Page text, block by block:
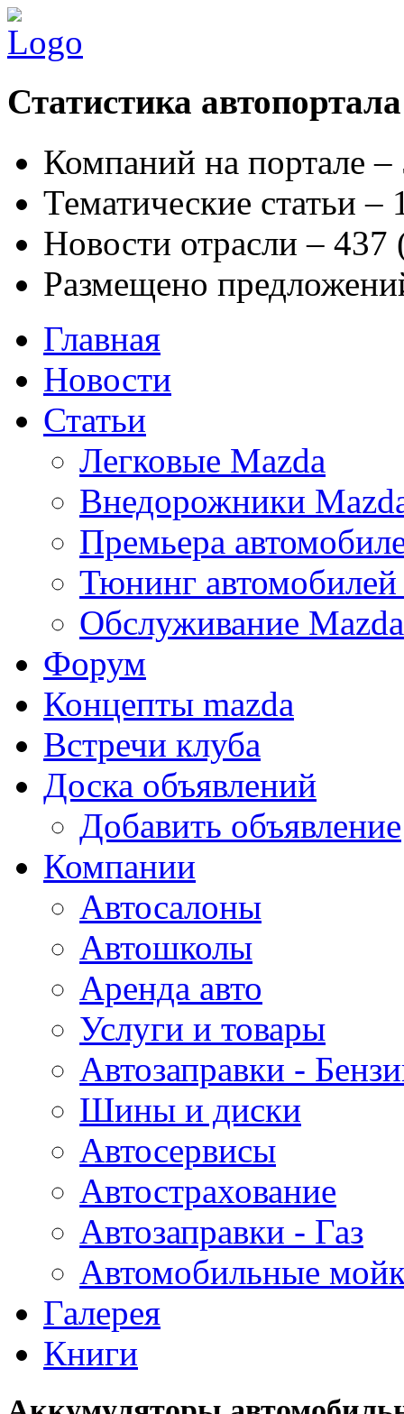
Статистика автопортала
Компаний на портале
Тематические статьи –
Новости отрасли – 437
Размещено
Главная
Новости
Статьи
Легковые Mazda
Внедорожники
Премьера
Тюнинг
Обслуживание Mazda
Форум
Концепты mazda
Встречи клуба
Доска объявлений
Добавить объявление
Компании
Автосалоны
Автошколы
Аренда авто
Услуги и товары
Автозаправки -
Шины и диски
Автосервисы
Автострахование
Автозаправки - Газ
Автомобильные
Галерея
Книги